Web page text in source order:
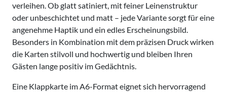
verleihen. Ob glatt satiniert, mit feiner Leinenstruktur
oder unbeschichtet und matt – jede Variante sorgt für eine
angenehme Haptik und ein edles Erscheinungsbild.
Besonders in Kombination mit dem präzisen Druck wirken
die Karten stilvoll und hochwertig und bleiben Ihren
Gästen lange positiv im Gedächtnis.
Eine Klappkarte im A6-Format eignet sich hervorragend